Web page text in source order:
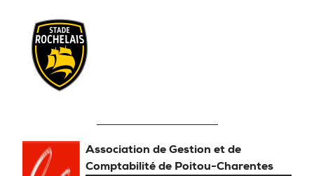
Association de Gestion et de
Comptabilité de Poitou-Charentes